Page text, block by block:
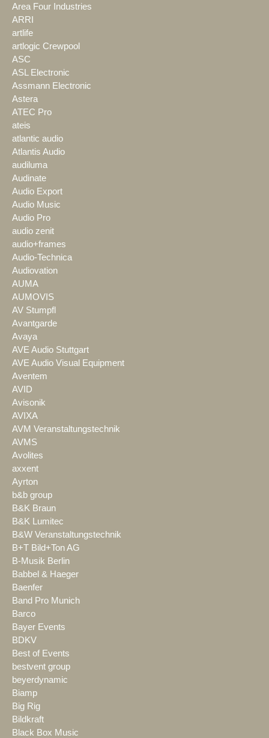
Area Four Industries
ARRI
artlife
artlogic Crewpool
ASC
ASL Electronic
Assmann Electronic
Astera
ATEC Pro
ateis
atlantic audio
Atlantis Audio
audiluma
Audinate
Audio Export
Audio Music
Audio Pro
audio zenit
audio+frames
Audio-Technica
Audiovation
AUMA
AUMOVIS
AV Stumpfl
Avantgarde
Avaya
AVE Audio Stuttgart
AVE Audio Visual Equipment
Aventem
AVID
Avisonik
AVIXA
AVM Veranstaltungstechnik
AVMS
Avolites
axxent
Ayrton
b&b group
B&K Braun
B&K Lumitec
B&W Veranstaltungstechnik
B+T Bild+Ton AG
B-Musik Berlin
Babbel & Haeger
Baenfer
Band Pro Munich
Barco
Bayer Events
BDKV
Best of Events
bestvent group
beyerdynamic
Biamp
Big Rig
Bildkraft
Black Box Music